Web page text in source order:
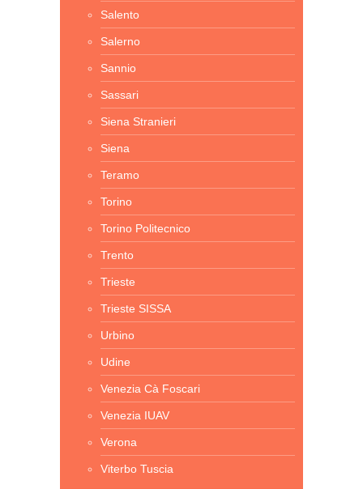
Salento
Salerno
Sannio
Sassari
Siena Stranieri
Siena
Teramo
Torino
Torino Politecnico
Trento
Trieste
Trieste SISSA
Urbino
Udine
Venezia Cà Foscari
Venezia IUAV
Verona
Viterbo Tuscia